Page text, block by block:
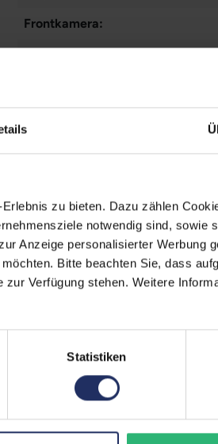
zu bieten. Dazu zählen
notwendig sind, sowie
Anzeige personalisierter Werbung
Bitte beachten Sie, dass
Verfügung stehen. Weitere
Statistiken
Frontkamera:
Markteinführung:
Paneltyp:
Pixeldichte:
Prozessorkerne:
Schnittstellen:
Datenspeicher: